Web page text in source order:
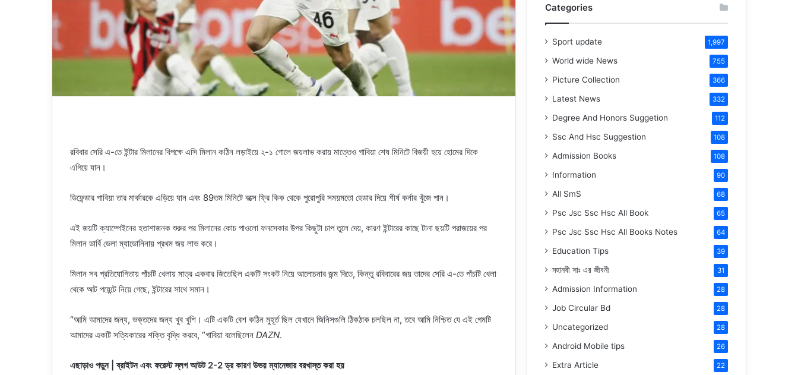
রবিবার সেরি এ-তে ইন্টার মিলানের বিপক্ষে এসি মিলান কঠিন লড়াইয়ে ২-১ গোলে জয়লাভ করায় মাত্তেও গাবিয়া শেষ মিনিটে বিজয়ী হয়ে হোমের দিকে
এগিয়ে যান।
ডিফেন্ডার গাবিয়া তার মার্কারকে এড়িয়ে যান এবং 89তম মিনিটে বক্সে ফ্রি কিক থেকে পুরোপুরি সময়মতো হেডার দিয়ে শীর্ষ কর্নার খুঁজে পান।
এই জয়টি ক্যাম্পেইনের হতাশাজনক শুরুর পর মিলানের কোচ পাওলো ফনসেকার উপর কিছুটা চাপ তুলে দেয়, কারণ ইন্টারের কাছে টানা ছয়টি পরাজয়ের পর
মিলান ডার্বি ডেলা ম্যাডোনিনায় প্রথম জয় লাভ করে।
মিলান সব প্রতিযোগিতায় পাঁচটি খেলায় মাত্র একবার জিতেছিল একটি সংকট নিয়ে আলোচনার জন্ম দিতে, কিন্তু রবিবারের জয় তাদের সেরি এ-তে পাঁচটি খেলা
থেকে আট পয়েন্টে নিয়ে গেছে, ইন্টারের সাথে সমান।
“আমি আমাদের জন্য, ভক্তদের জন্য খুব খুশি। এটি একটি বেশ কঠিন মুহূর্ত ছিল যেখানে জিনিসগুলি ঠিকঠাক চলছিল না, তবে আমি নিশ্চিত যে এই গেমটি
আমাদের একটি সত্যিকারের শক্তি বৃদ্ধি করবে, “গাবিয়া বলেছিলেন DAZN.
এছাড়াও পড়ুন | ব্রাইটন এবং ফরেস্ট স্লগ আউট 2-2 ড্র কারণ উভয় ম্যানেজার বরখাস্ত করা হয়
Categories
Sport update 1,997
World wide News 755
Picture Collection 366
Latest News 332
Degree And Honors Suggetion 112
Ssc And Hsc Suggestion 108
Admission Books 108
Information 90
All SmS 68
Psc Jsc Ssc Hsc All Book 65
Psc Jsc Ssc Hsc All Books Notes 64
Education Tips 39
মহানবীসাঃ এর জীবনী 31
Admission Information 28
Job Circular Bd 28
Uncategorized 28
Android Mobile tips 26
Extra Article 22